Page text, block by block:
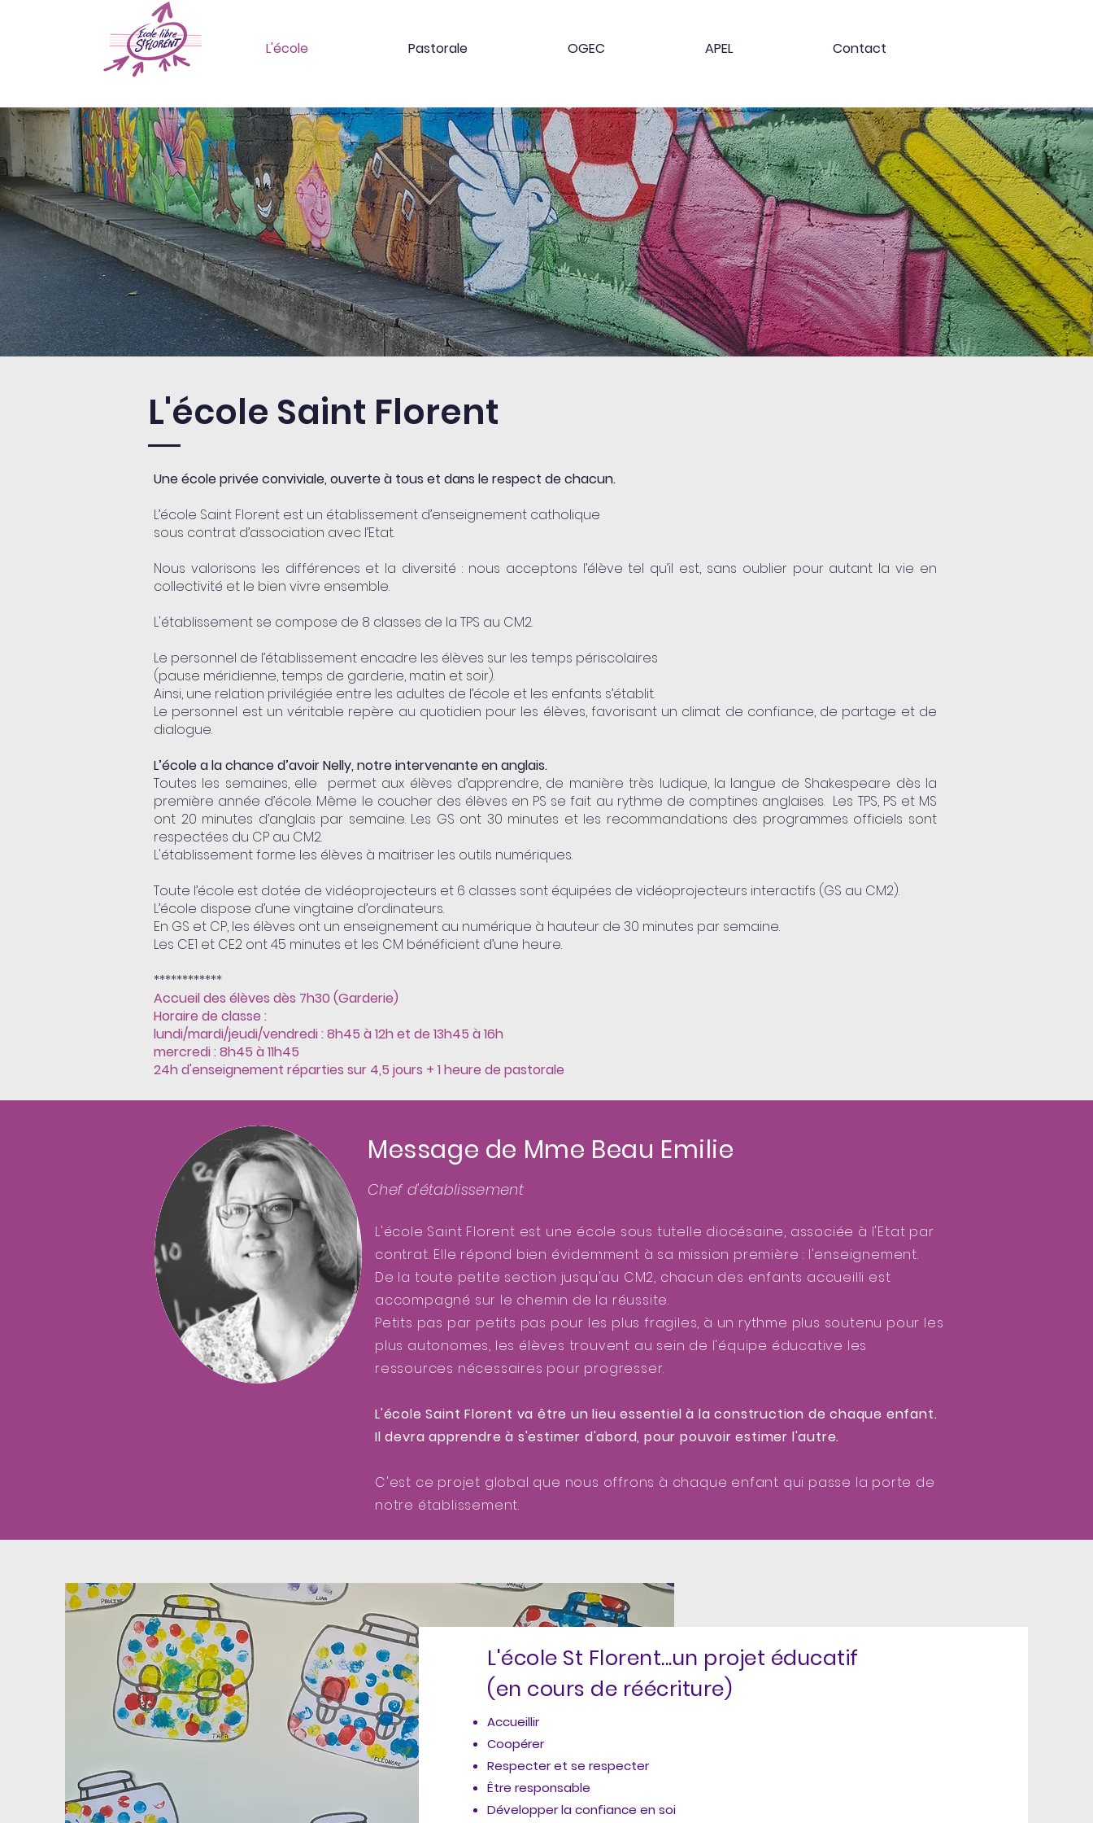
L'école Pastorale OGEC APEL Contact
L'école Saint Florent
Une école privée conviviale, ouverte à tous et dans le respect de chacun.
L’école Saint Florent est un établissement d’enseignement catholique
sous contrat d’association avec l’Etat.
Nous valorisons les différences et la diversité : nous acceptons l’élève tel qu’il est, sans oublier pour autant la vie en
collectivité et le bien vivre ensemble.
L'établissement se compose de 8 classes de la TPS au CM2.
Le personnel de l’établissement encadre les élèves sur les temps périscolaires
(pause méridienne, temps de garderie, matin et soir).
Ainsi, une relation privilégiée entre les adultes de l’école et les enfants s’établit.
Le personnel est un véritable repère au quotidien pour les élèves, favorisant un climat de confiance, de partage et de
dialogue.​
L’école a la chance d’avoir Nelly, notre intervenante en anglais.
Toutes les semaines, elle permet aux élèves d’apprendre, de manière très ludique, la langue de Shakespeare dès la
première année d’école. Même le coucher des élèves en PS se fait au rythme de comptines anglaises. Les TPS, PS et MS
ont 20 minutes d’anglais par semaine. Les GS ont 30 minutes et les recommandations des programmes officiels sont
respectées du CP au CM2.
L'établissement forme les élèves à maitriser les outils numériques.
Toute l’école est dotée de vidéoprojecteurs et 6 classes sont équipées de vidéoprojecteurs interactifs (GS au CM2).
L’école dispose d’une vingtaine d’ordinateurs.
En GS et CP, les élèves ont un enseignement au numérique à hauteur de 30 minutes par semaine.
Les CE1 et CE2 ont 45 minutes et les CM bénéficient d’une heure.
************
Accueil des élèves dès 7h30 (Garderie)
Horaire de classe :
lundi/mardi/jeudi/vendredi : 8h45 à 12h et de 13h45 à 16h
mercredi : 8h45 à 11h45
24h d'enseignement réparties sur 4,5 jours + 1 heure de pastorale
Message de Mme Beau Emilie
Chef d'établissement
L'école Saint Florent est une école sous tutelle diocésaine, associée à l'Etat par
contrat. Elle répond bien évidemment à sa mission première : l'enseignement.
De la toute petite section jusqu'au CM2, chacun des enfants accueilli est
accompagné sur le chemin de la réussite.
Petits pas par petits pas pour les plus fragiles, à un rythme plus soutenu pour les
plus autonomes, les élèves trouvent au sein de l'équipe éducative les
ressources nécessaires pour progresser.
L'école Saint Florent va être un lieu essentiel à la construction de chaque enfant.
Il devra apprendre à s'estimer d'abord, pour pouvoir estimer l'autre.
C'est ce projet global que nous offrons à chaque enfant qui passe la porte de
notre établissement.
L'école St Florent...un projet éducatif
(en cours de réécriture)
Accueillir
Coopérer
Respecter et se respecter
Être responsable
Développer la confiance en soi